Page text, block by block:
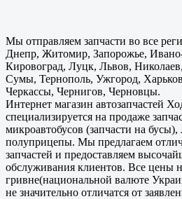
Мы отправляем запчасти во все
Днепр, Житомир, Запорожье,
Кировоград, Луцк, Львов,
Сумы, Тернополь, Ужгород,
Черкассы, Чернигов, Черновцы.
Интернет магазин автозапчастей
специализируется на продаже
микроавтобусов (запчасти на
полуприцепы. Мы предлагаем
запчастей и предоставляем
обслуживания клиентов. Все цены
гривне(национальной валюте
не значительно отличатся от